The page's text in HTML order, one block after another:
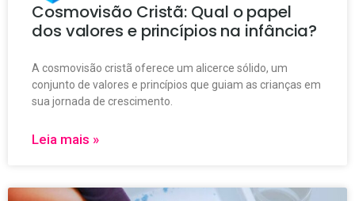
Cosmovisão Cristã: Qual o papel
dos valores e princípios na infância?
A cosmovisão cristã oferece um alicerce sólido, um
conjunto de valores e princípios que guiam as crianças em
sua jornada de crescimento.
Leia mais »